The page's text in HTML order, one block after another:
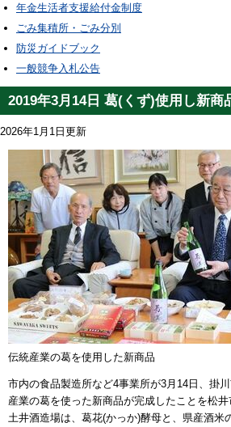
年金生活者支援給付金制度
ごみ集積所・ごみ分別
防災ガイドブック
一般競争入札公告
2019年3月14日 葛(くず)使用し新商
2026年1月1日更新
伝統産業の葛を使用した新商品
市内の食品製造所など4事業所が3月14日、掛
産業の葛を使った新商品が完成したことを松井
土井酒造場は、葛花(かっか)酵母と、県産酒米